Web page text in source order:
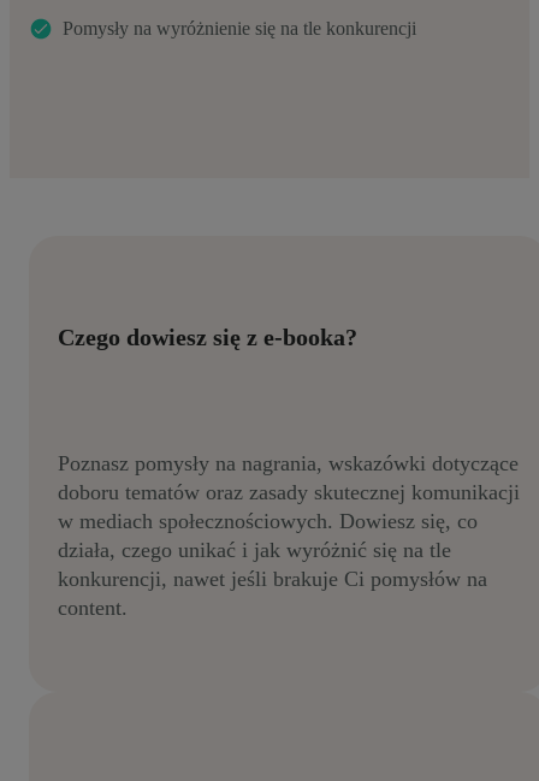
Pomysły na wyróżnienie się na tle konkurencji
Czego dowiesz się z e-booka?
Poznasz pomysły na nagrania, wskazówki dotyczące
doboru tematów oraz zasady skutecznej komunikacji
w mediach społecznościowych. Dowiesz się, co
działa, czego unikać i jak wyróżnić się na tle
konkurencji, nawet jeśli brakuje Ci pomysłów na
content.